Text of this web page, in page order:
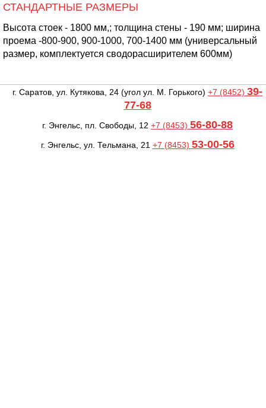
СТАНДАРТНЫЕ РАЗМЕРЫ
Высота стоек - 1800 мм,; толщина стены - 190 мм; ширина
проема -800-900, 900-1000, 700-1400 мм (универсальный
размер, комплектуется сводорасширителем 600мм)
г. Саратов, ул. Кутякова, 24 (угол ул. М. Горького) +7 (8452) 39-
77-68
г. Энгельс, пл. Свободы, 12 +7 (8453) 56-80-88
г. Энгельс, ул. Тельмана, 21 +7 (8453) 53-00-56